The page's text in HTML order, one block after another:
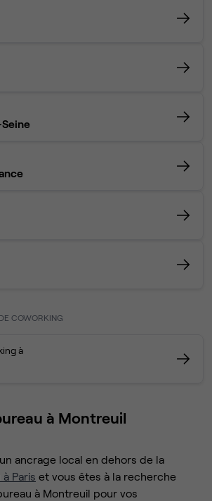
COWORKING
à
à Montreuil
ancrage local en dehors de la
Paris et vous êtes à la recherche
à Montreuil pour vos